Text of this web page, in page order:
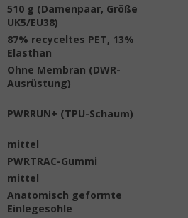
510 g (Damenpaar, Größe
UK5/EU38)
87% recyceltes PET, 13%
Elasthan
Ohne Membran (DWR-
Ausrüstung)
PWRRUN+ (TPU-Schaum)
mittel
PWRTRAC-Gummi
mittel
Anatomisch geformte
Einlegesohle